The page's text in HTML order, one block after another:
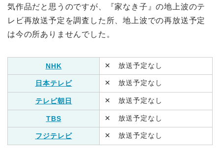
気作品だと思うのですが、『家なき子』の地上波のテ
レビ再放送予定を調査した所、地上波での再放送予定
は今の所ありませんでした。
NHK ✕ 放送予定なし
日本テレビ ✕ 放送予定なし
テレビ朝日 ✕ 放送予定なし
TBS ✕ 放送予定なし
フジテレビ ✕ 放送予定なし